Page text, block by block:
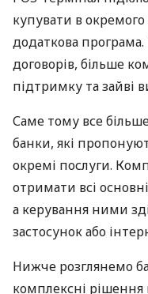
купувати в
додаткова програма.
договорів, більше
підтримку та зайві
Саме тому все
банки, які
окремі послуги.
отримати всі
а керування ними
застосунок або
Нижче розглянемо
комплексні рішення